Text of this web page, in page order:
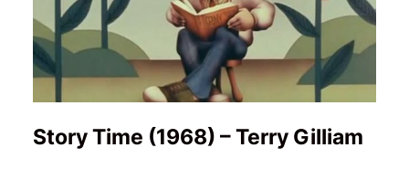
Story Time (1968) – Terry Gilliam